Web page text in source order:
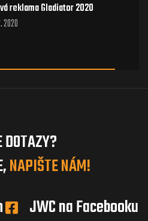
reklama Gladiator 2020
2020
DOTAZY?
NAPIŠTE NÁM!
JWC na Facebooku